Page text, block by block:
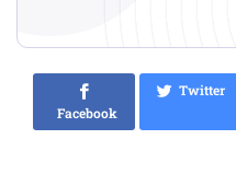
Facebook
Twitter